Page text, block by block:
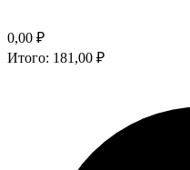
0,00 ₽
Итого: 181,00 ₽